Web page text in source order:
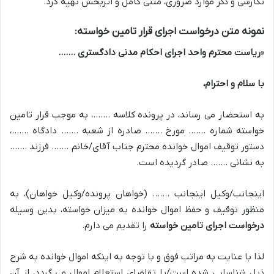
نمونه متن درخواست اجرای قرار تامین خواسته:
«ریاست محترم واحد اجرای احکام مدنی دادگستری …….
با سلام و احترام،
به استحضار می رساند، در پرونده کلاسه …….، به موجب قرار تامین
خواسته شماره ……. مورخ ……. صادره از شعبه ……. دادگاه …….،
دستور توقیف اموال خوانده محترم جناب آقای/خانم ……. فرزند …….
به نشانی ……. صادر گردیده است.
اینجانب/وکیل اینجانب ……. (خواهان پرونده/وکیل خواهان)، به
منظور توقیف و حفظ اموال خوانده به میزان خواسته، بدین وسیله
درخواست اجرای تامین خواسته را تقدیم می دارم.
لذا با عنایت به مراتب فوق و با توجه به اینکه اموال خوانده به شرح